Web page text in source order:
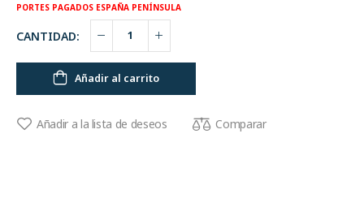
PORTES PAGADOS ESPAÑA PENÍNSULA
CANTIDAD:
Añadir al carrito
Añadir a la lista de deseos Comparar